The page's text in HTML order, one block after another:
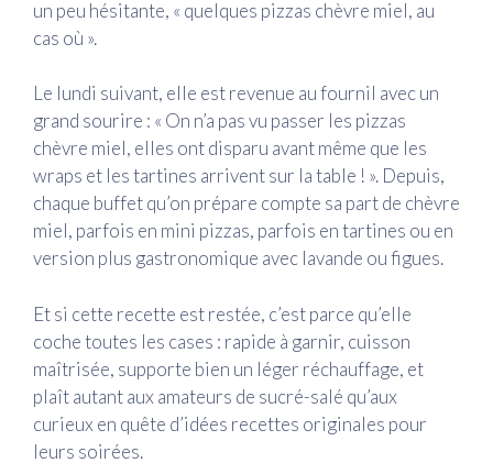
un peu hésitante, « quelques pizzas chèvre miel, au
cas où ».
Le lundi suivant, elle est revenue au fournil avec un
grand sourire : « On n’a pas vu passer les pizzas
chèvre miel, elles ont disparu avant même que les
wraps et les tartines arrivent sur la table ! ». Depuis,
chaque buffet qu’on prépare compte sa part de chèvre
miel, parfois en mini pizzas, parfois en tartines ou en
version plus gastronomique avec lavande ou figues.
Et si cette recette est restée, c’est parce qu’elle
coche toutes les cases : rapide à garnir, cuisson
maîtrisée, supporte bien un léger réchauffage, et
plaît autant aux amateurs de sucré-salé qu’aux
curieux en quête d’idées recettes originales pour
leurs soirées.